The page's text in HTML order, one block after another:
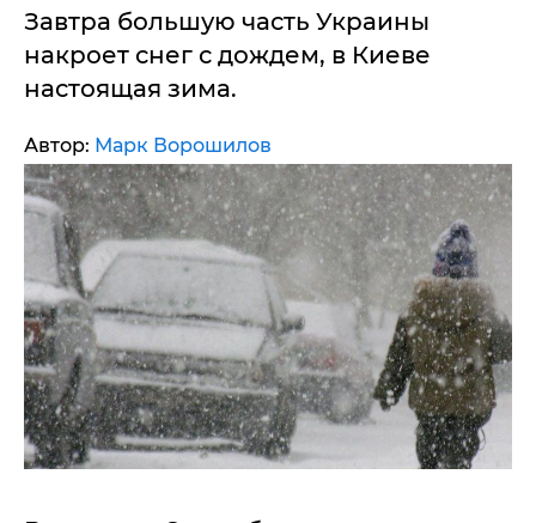
Завтра большую часть Украины
накроет снег с дождем, в Киеве
настоящая зима.
Автор: Марк Ворошилов